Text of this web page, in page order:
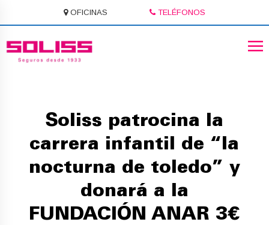
OFICINAS TELÉFONOS
Soliss patrocina la
carrera infantil de “la
nocturna de toledo” y
donará a la
FUNDACIÓN ANAR 3€